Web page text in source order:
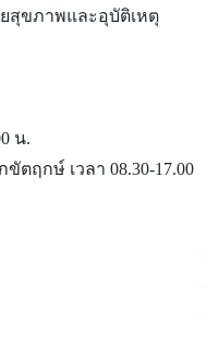
สุขภาพและอุบัติเหตุ
น.
ตฤกษ์ เวลา 08.30-17.00